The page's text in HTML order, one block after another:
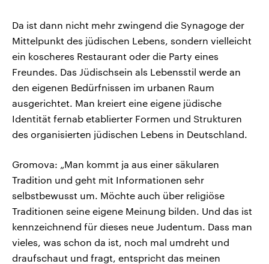
Da ist dann nicht mehr zwingend die Synagoge der
Mittelpunkt des jüdischen Lebens, sondern vielleicht
ein koscheres Restaurant oder die Party eines
Freundes. Das Jüdischsein als Lebensstil werde an
den eigenen Bedürfnissen im urbanen Raum
ausgerichtet. Man kreiert eine eigene jüdische
Identität fernab etablierter Formen und Strukturen
des organisierten jüdischen Lebens in Deutschland.
Gromova: „Man kommt ja aus einer säkularen
Tradition und geht mit Informationen sehr
selbstbewusst um. Möchte auch über religiöse
Traditionen seine eigene Meinung bilden. Und das ist
kennzeichnend für dieses neue Judentum. Dass man
vieles, was schon da ist, noch mal umdreht und
draufschaut und fragt, entspricht das meinen